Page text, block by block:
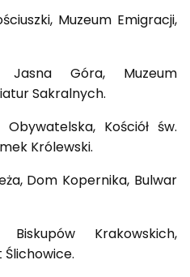
Muzeum Emigracji,
Góra, Muzeum
Sakralnych.
Obywatelska, Kościół św.
Królewski.
Dom Kopernika, Bulwar
Krakowskich,
Ślichowice.